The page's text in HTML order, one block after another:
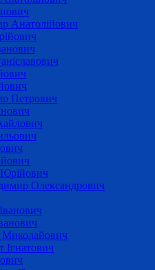
Анатолійович
Петрович
Олександрович
Миколайович
Ігнатович